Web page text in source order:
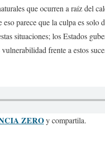
que ocurren a raíz del
eso parece que la culpa es solo
situaciones; los Estados
frente a estos
ZEROy compartila.